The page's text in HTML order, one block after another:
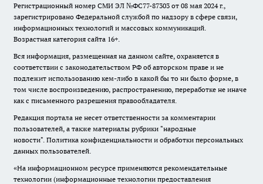
Регистрационный номер СМИ ЭЛ №ФС77-87303 от 08 мая 2024 г.,
зарегистрировано Федеральной службой по надзору в сфере связи,
информационных технологий и массовых коммуникаций.
Возрастная категория сайта 16+.
Вся информация, размещенная на данном сайте, охраняется в
соответствии с законодательством РФ об авторском праве и не
подлежит использованию кем-либо в какой бы то ни было форме, в
том числе воспроизведению, распространению, переработке не иначе
как с письменного разрешения правообладателя.
Редакция портала не несет ответственности за комментарии
пользователей, а также материалы рубрики "народные
новости". Политика конфиденциальности и обработки персональных
данных пользователей.
«На информационном ресурсе применяются рекомендательные
технологии (информационные технологии предоставления